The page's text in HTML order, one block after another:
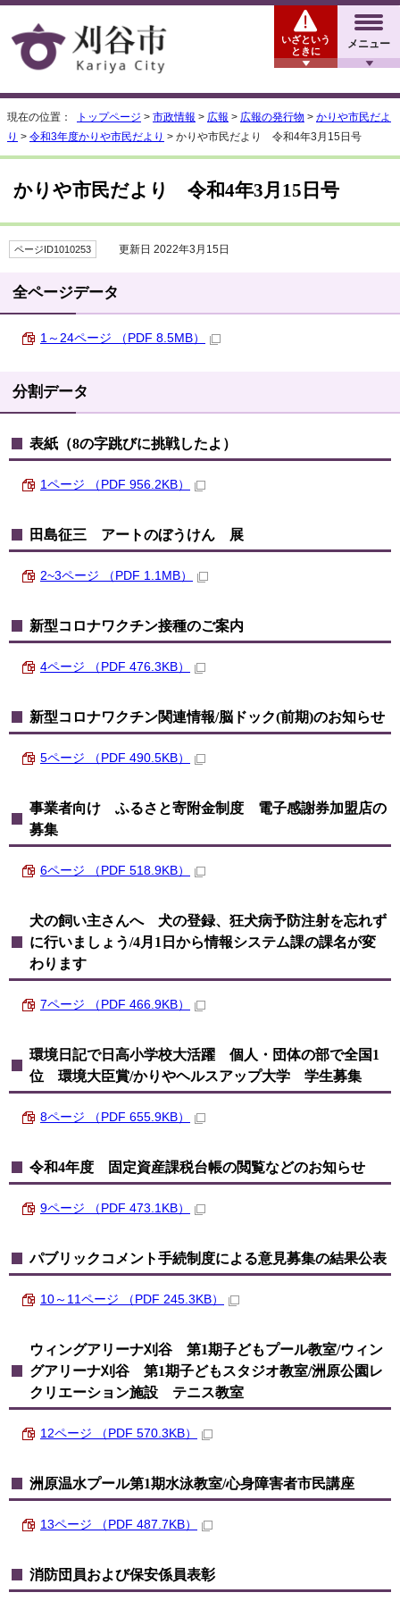
メニュー
いざという
ときに
現在の位置： トップページ > 市政情報 > 広報 > 広報の発行物 > かりや市民だよ
り > 令和3年度かりや市民だより > かりや市民だより 令和4年3月15日号
かりや市民だより 令和4年3月15日号
ページID1010253 更新日 2022年3月15日
全ページデータ
1～24ページ （PDF 8.5MB）
分割データ
表紙（8の字跳びに挑戦したよ）
1ページ （PDF 956.2KB）
田島征三 アートのぼうけん 展
2~3ページ （PDF 1.1MB）
新型コロナワクチン接種のご案内
4ページ （PDF 476.3KB）
新型コロナワクチン関連情報/脳ドック(前期)のお知らせ
5ページ （PDF 490.5KB）
事業者向け ふるさと寄附金制度 電子感謝券加盟店の
募集
6ページ （PDF 518.9KB）
犬の飼い主さんへ 犬の登録、狂犬病予防注射を忘れず
に行いましょう/4月1日から情報システム課の課名が変
わります
7ページ （PDF 466.9KB）
環境日記で日高小学校大活躍 個人・団体の部で全国1
位 環境大臣賞/かりやヘルスアップ大学 学生募集
8ページ （PDF 655.9KB）
令和4年度 固定資産課税台帳の閲覧などのお知らせ
9ページ （PDF 473.1KB）
パブリックコメント手続制度による意見募集の結果公表
10～11ページ （PDF 245.3KB）
ウィングアリーナ刈谷 第1期子どもプール教室/ウィン
グアリーナ刈谷 第1期子どもスタジオ教室/洲原公園レ
クリエーション施設 テニス教室
12ページ （PDF 570.3KB）
洲原温水プール第1期水泳教室/心身障害者市民講座
13ページ （PDF 487.7KB）
消防団員および保安係員表彰